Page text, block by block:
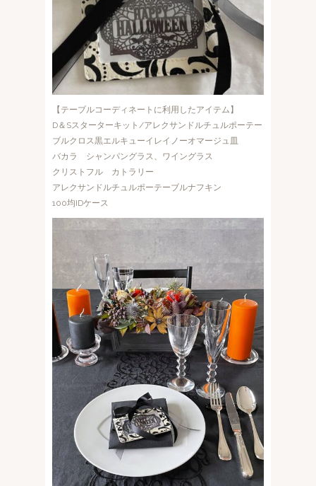
【テーブルコーディネートに利用したアイテム】
D＆Sスターターキット/アレクサンドルチュルポーテー
ブルクロス黒エルキューイレイノーオマージュ皿
バカラ シャンパングラス、ワイングラス
クリストフル カトラリー
アレクサンドルチュルポーテーブルナフキン
100均IDケース